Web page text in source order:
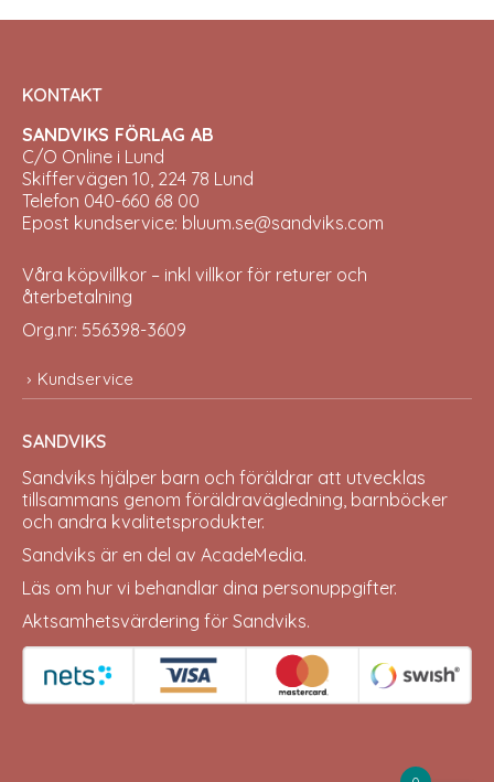
KONTAKT
SANDVIKS FÖRLAG AB
C/O Online i Lund
Skiffervägen 10, 224 78 Lund
Telefon 040-660 68 00
Epost kundservice: bluum.se@sandviks.com
Våra köpvillkor – inkl villkor för returer och
återbetalning
Org.nr: 556398-3609
Kundservice
SANDVIKS
Sandviks hjälper barn och föräldrar att utvecklas
tillsammans genom föräldravägledning, barnböcker
och andra kvalitetsprodukter.
Sandviks är en del av AcadeMedia.
Läs om hur vi behandlar dina personuppgifter.
Aktsamhetsvärdering för Sandviks.